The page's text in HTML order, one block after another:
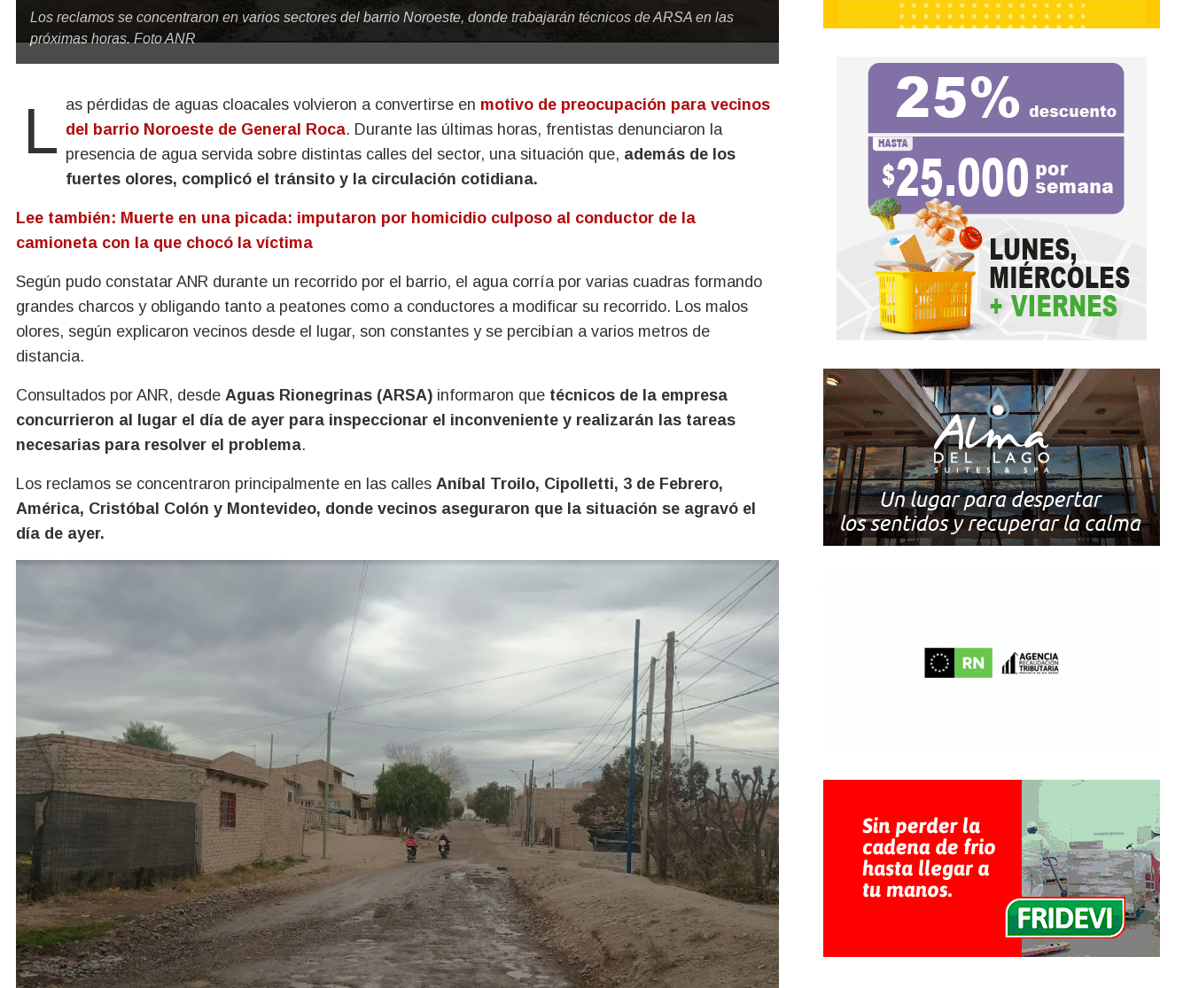
Los reclamos se concentraron en varios sectores del barrio Noroeste, donde trabajarán técnicos de ARSA en las
próximas horas. Foto ANR
Las pérdidas de aguas cloacales volvieron a convertirse en motivo de preocupación para vecinos
del barrio Noroeste de General Roca. Durante las últimas horas, frentistas denunciaron la
presencia de agua servida sobre distintas calles del sector, una situación que, además de los
fuertes olores, complicó el tránsito y la circulación cotidiana.
Lee también: Muerte en una picada: imputaron por homicidio culposo al conductor de la
camioneta con la que chocó la víctima
Según pudo constatar ANR durante un recorrido por el barrio, el agua corría por varias cuadras formando
grandes charcos y obligando tanto a peatones como a conductores a modificar su recorrido. Los malos
olores, según explicaron vecinos desde el lugar, son constantes y se percibían a varios metros de
distancia.
Consultados por ANR, desde Aguas Rionegrinas (ARSA) informaron que técnicos de la empresa
concurrieron al lugar el día de ayer para inspeccionar el inconveniente y realizarán las tareas
necesarias para resolver el problema.
Los reclamos se concentraron principalmente en las calles Aníbal Troilo, Cipolletti, 3 de Febrero,
América, Cristóbal Colón y Montevideo, donde vecinos aseguraron que la situación se agravó el
día de ayer.